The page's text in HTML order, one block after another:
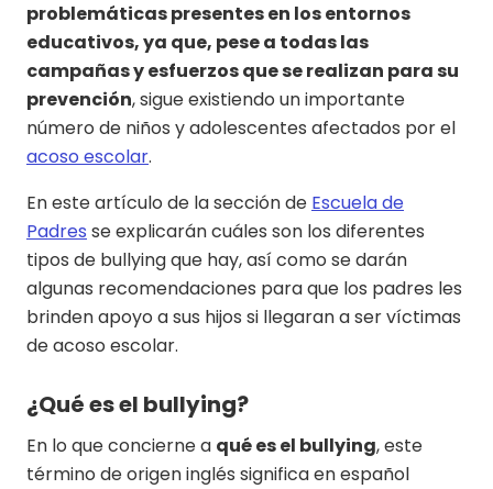
problemáticas presentes en los entornos
educativos, ya que, pese a todas las
campañas y esfuerzos que se realizan para su
prevención, sigue existiendo un importante
número de niños y adolescentes afectados por el
acoso escolar.
En este artículo de la sección de Escuela de
Padres se explicarán cuáles son los diferentes
tipos de bullying que hay, así como se darán
algunas recomendaciones para que los padres les
brinden apoyo a sus hijos si llegaran a ser víctimas
de acoso escolar.
¿Qué es el bullying?
En lo que concierne a qué es el bullying, este
término de origen inglés significa en español